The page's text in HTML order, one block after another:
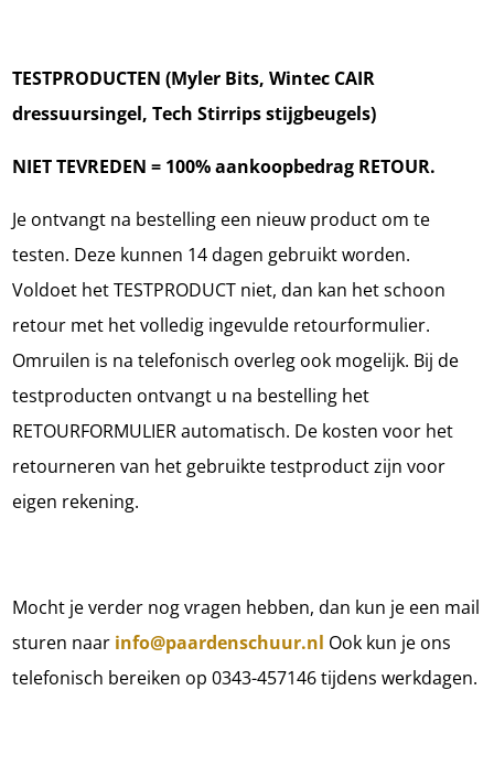
TESTPRODUCTEN (Myler Bits, Wintec CAIR
dressuursingel, Tech Stirrips stijgbeugels)
NIET TEVREDEN = 100% aankoopbedrag RETOUR.
Je ontvangt na bestelling een nieuw product om te
testen. Deze kunnen 14 dagen gebruikt worden.
Voldoet het TESTPRODUCT niet, dan kan het schoon
retour met het volledig ingevulde retourformulier.
Omruilen is na telefonisch overleg ook mogelijk. Bij de
testproducten ontvangt u na bestelling het
RETOURFORMULIER automatisch. De kosten voor het
retourneren van het gebruikte testproduct zijn voor
eigen rekening.
Mocht je verder nog vragen hebben, dan kun je een mail
sturen naar info@paardenschuur.nl Ook kun je ons
telefonisch bereiken op 0343-457146 tijdens werkdagen.